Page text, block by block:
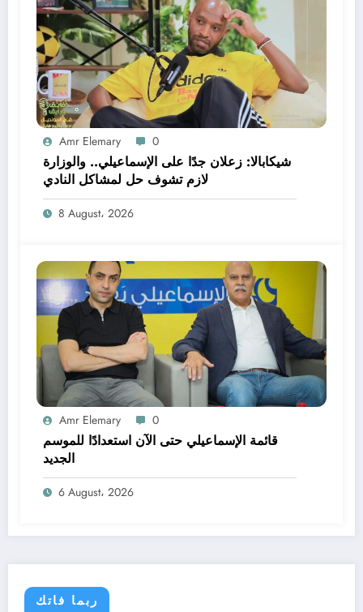
Amr Elemary 0
شيكابالا: زعلان جدًا على الإسماعيلي.. والوزارة
لازم تشوف حل لمشاكل النادي
8 August، 2026
Amr Elemary 0
قائمة الإسماعيلي حتى الآن استعدادًا للموسم
الجديد
6 August، 2026
ربما فاتك